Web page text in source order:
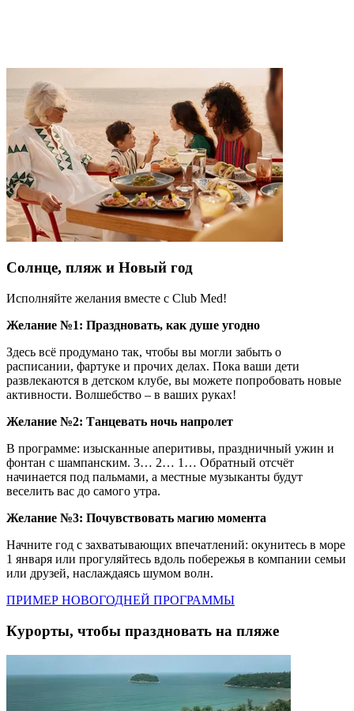
Солнце, пляж и Новый год
Исполняйте желания вместе с Club Med!
Желание №1: Праздновать, как душе угодно
Здесь всё продумано так, чтобы вы могли забыть о
расписании, фартуке и прочих делах. Пока ваши дети
развлекаются в детском клубе, вы можете попробовать новые
активности. Волшебство – в ваших руках!
Желание №2: Танцевать ночь напролет
В программе: изысканные аперитивы, праздничный ужин и
фонтан с шампанским. 3… 2… 1… Обратный отсчёт
начинается под пальмами, а местные музыканты будут
веселить вас до самого утра.
Желание №3: Почувствовать магию момента
Начните год с захватывающих впечатлений: окунитесь в море
1 января или прогуляйтесь вдоль побережья в компании семьи
или друзей, наслаждаясь шумом волн.
ПРИМЕР НОВОГОДНЕЙ ПРОГРАММЫ
Курорты, чтобы праздновать на пляже